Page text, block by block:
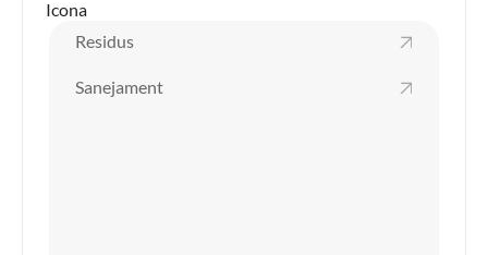
Residus
Sanejament